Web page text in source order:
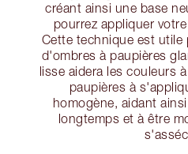
créant ainsi une base
pourrez appliquer
Cette technique est
d'ombres à paupières
lisse aidera les couleurs
paupières à
homogène, aidant
longtemps et à être